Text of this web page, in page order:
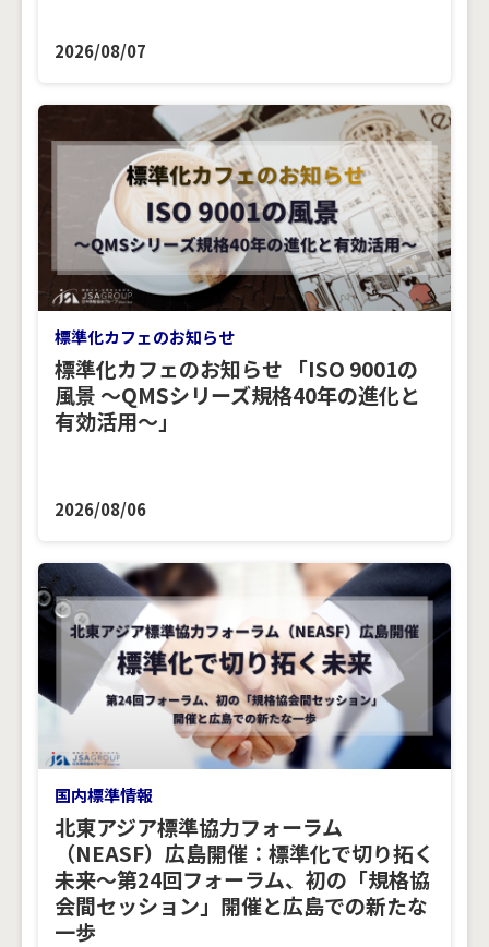
2026/08/07
標準化カフェのお知らせ
標準化カフェのお知らせ 「ISO 9001の
風景 ～QMSシリーズ規格40年の進化と
有効活用～」
2026/08/06
国内標準情報
北東アジア標準協力フォーラム
（NEASF）広島開催：標準化で切り拓く
未来～第24回フォーラム、初の「規格協
会間セッション」開催と広島での新たな
一歩